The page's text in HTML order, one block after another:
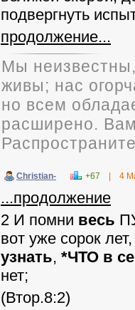
подвергнуть
продолжение...
Мы
живы; нас
но всем
расширено.
Christian- +67 4
...продолжение
2 И помни весь
вот уже сорок
узнать, *ЧТО в
нет;
(Втор.8:2)